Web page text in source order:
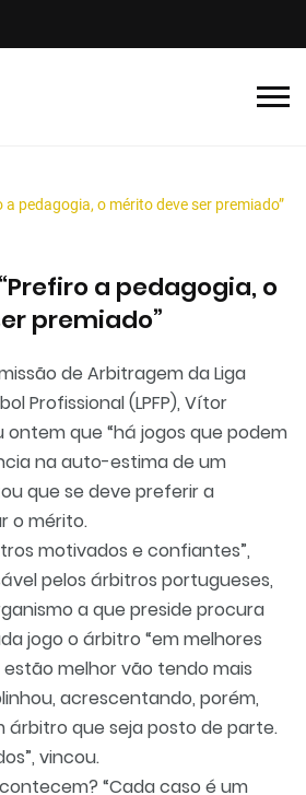
a pedagogia, o mérito deve ser premiado”
a pedagogia, o
premiado”
de Arbitragem da Liga
Profissional (LPFP), Vítor
ontem que “há jogos que podem
na auto-estima de um
que se deve preferir a
o mérito.
motivados e confiantes”,
pelos árbitros portugueses,
a que preside procura
jogo o árbitro “em melhores
melhor vão tendo mais
acrescentando, porém,
árbitro que seja posto de parte.
vincou.
“Cada caso é um